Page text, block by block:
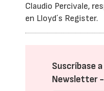
Claudio Percivale,
en Lloyd´s Register.
Suscríbase
Newsletter -